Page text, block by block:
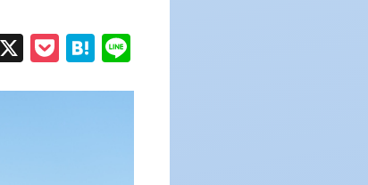
X PocketHatena